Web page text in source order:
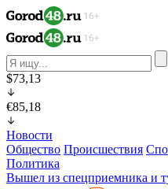
$73,13
€85,18
Новости
Общество Происшествия
Политика
Вышел из спецприемника и